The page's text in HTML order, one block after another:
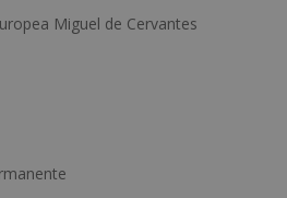
Miguel de Cervantes